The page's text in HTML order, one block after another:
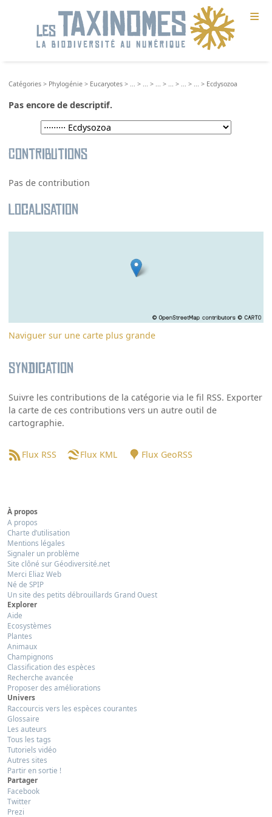
≡
Catégories > Phylogénie > Eucaryotes > > > > > > > Ecdysozoa
Pas encore de descriptif.
Contributions
Pas de contribution
Localisation
Naviguer sur une carte plus grande
Syndication
Suivre les contributions de la catégorie via le fil RSS. Exporter
la carte de ces contributions vers un autre outil de
cartographie.
Flux RSS Flux KML Flux GeoRSS
À propos
A propos
Charte d’utilisation
Mentions légales
Signaler un problème
Site clôné sur Géodiversité.net
Merci Eliaz Web
Né de SPIP
Un site des petits débrouillards Grand Ouest
Explorer
Aide
Ecosystèmes
Plantes
Animaux
Champignons
Classification des espèces
Recherche avancée
Proposer des améliorations
Univers
Raccourcis vers les espèces courantes
Glossaire
Les auteurs
Tous les tags
Tutoriels vidéo
Autres sites
Partir en sortie !
Partager
Facebook
Twitter
Prezi